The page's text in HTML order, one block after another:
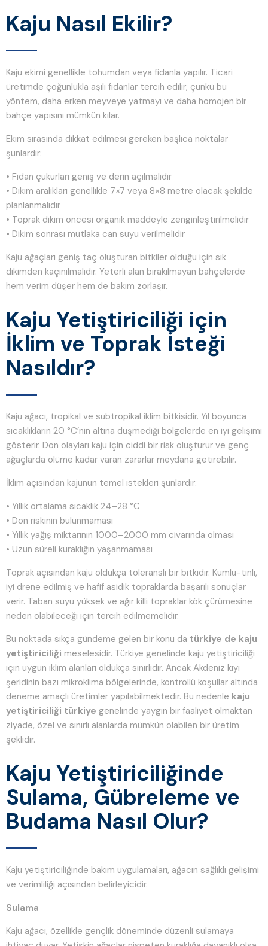
Kaju Nasıl Ekilir?
Kaju ekimi genellikle tohumdan veya fidanla yapılır. Ticari
üretimde çoğunlukla aşılı fidanlar tercih edilir; çünkü bu
yöntem, daha erken meyveye yatmayı ve daha homojen bir
bahçe yapısını mümkün kılar.
Ekim sırasında dikkat edilmesi gereken başlıca noktalar
şunlardır:
• Fidan çukurları geniş ve derin açılmalıdır
• Dikim aralıkları genellikle 7×7 veya 8×8 metre olacak şekilde
planlanmalıdır
• Toprak dikim öncesi organik maddeyle zenginleştirilmelidir
• Dikim sonrası mutlaka can suyu verilmelidir
Kaju ağaçları geniş taç oluşturan bitkiler olduğu için sık
dikimden kaçınılmalıdır. Yeterli alan bırakılmayan bahçelerde
hem verim düşer hem de bakım zorlaşır.
Kaju Yetiştiriciliği için
İklim ve Toprak İsteği
Nasıldır?
Kaju ağacı, tropikal ve subtropikal iklim bitkisidir. Yıl boyunca
sıcaklıkların 20 °C’nin altına düşmediği bölgelerde en iyi gelişimi
gösterir. Don olayları kaju için ciddi bir risk oluşturur ve genç
ağaçlarda ölüme kadar varan zararlar meydana getirebilir.
İklim açısından kajunun temel istekleri şunlardır:
• Yıllık ortalama sıcaklık 24–28 °C
• Don riskinin bulunmaması
• Yıllık yağış miktarının 1000–2000 mm civarında olması
• Uzun süreli kuraklığın yaşanmaması
Toprak açısından kaju oldukça toleranslı bir bitkidir. Kumlu-tınlı,
iyi drene edilmiş ve hafif asidik topraklarda başarılı sonuçlar
verir. Taban suyu yüksek ve ağır killi topraklar kök çürümesine
neden olabileceği için tercih edilmemelidir.
Bu noktada sıkça gündeme gelen bir konu da türkiye de kaju
yetiştiriciliği meselesidir. Türkiye genelinde kaju yetiştiriciliği
için uygun iklim alanları oldukça sınırlıdır. Ancak Akdeniz kıyı
şeridinin bazı mikroklima bölgelerinde, kontrollü koşullar altında
deneme amaçlı üretimler yapılabilmektedir. Bu nedenle kaju
yetiştiriciliği türkiye genelinde yaygın bir faaliyet olmaktan
ziyade, özel ve sınırlı alanlarda mümkün olabilen bir üretim
şeklidir.
Kaju Yetiştiriciliğinde
Sulama, Gübreleme ve
Budama Nasıl Olur?
Kaju yetiştiriciliğinde bakım uygulamaları, ağacın sağlıklı gelişimi
ve verimliliği açısından belirleyicidir.
Sulama
Kaju ağacı, özellikle gençlik döneminde düzenli sulamaya